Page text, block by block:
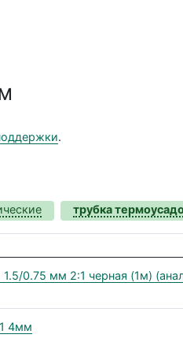
.
трубка
0.75 мм 2:1 черная (1м)
4мм